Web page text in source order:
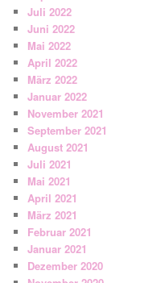
Juli 2022
Juni 2022
Mai 2022
April 2022
März 2022
Januar 2022
November 2021
September 2021
August 2021
Juli 2021
Mai 2021
April 2021
März 2021
Februar 2021
Januar 2021
Dezember 2020